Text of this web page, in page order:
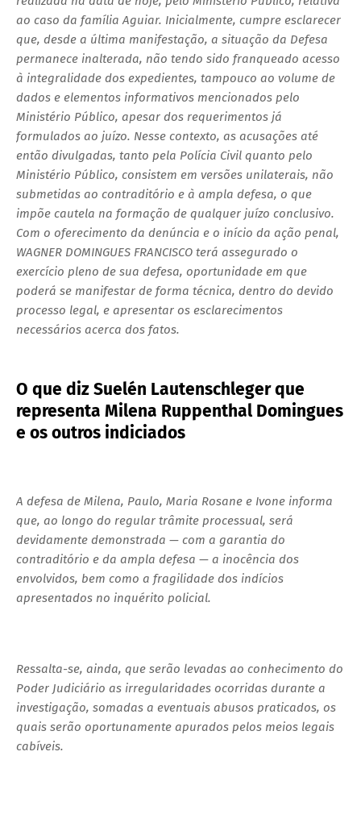
ao caso da família Aguiar. Inicialmente, cumpre esclarecer
que, desde a última manifestação, a situação da Defesa
permanece inalterada, não tendo sido franqueado acesso
à integralidade dos expedientes, tampouco ao volume de
dados e elementos informativos mencionados pelo
Ministério Público, apesar dos requerimentos já
formulados ao juízo. Nesse contexto, as acusações até
então divulgadas, tanto pela Polícia Civil quanto pelo
Ministério Público, consistem em versões unilaterais, não
submetidas ao contraditório e à ampla defesa, o que
impõe cautela na formação de qualquer juízo conclusivo.
Com o oferecimento da denúncia e o início da ação penal,
WAGNER DOMINGUES FRANCISCO terá assegurado o
exercício pleno de sua defesa, oportunidade em que
poderá se manifestar de forma técnica, dentro do devido
processo legal, e apresentar os esclarecimentos
necessários acerca dos fatos.
O que diz Suelén Lautenschleger que
representa Milena Ruppenthal Domingues
e os outros indiciados
A defesa de Milena, Paulo, Maria Rosane e Ivone informa
que, ao longo do regular trâmite processual, será
devidamente demonstrada — com a garantia do
contraditório e da ampla defesa — a inocência dos
envolvidos, bem como a fragilidade dos indícios
apresentados no inquérito policial.
Ressalta-se, ainda, que serão levadas ao conhecimento do
Poder Judiciário as irregularidades ocorridas durante a
investigação, somadas a eventuais abusos praticados, os
quais serão oportunamente apurados pelos meios legais
cabíveis.